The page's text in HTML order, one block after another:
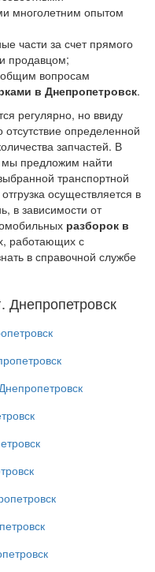
многолетним опытом
части за счет прямого
продавцом;
общим вопросам
в Днепропетровск.
регулярно, но ввиду
отсутствие определенной
запчастей. В
мы предложим найти
транспортной
осуществляется в
в зависимости от
разборок в
работающих с
в справочной службе
Днепропетровск